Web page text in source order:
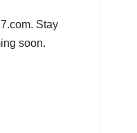
Stay
soon.